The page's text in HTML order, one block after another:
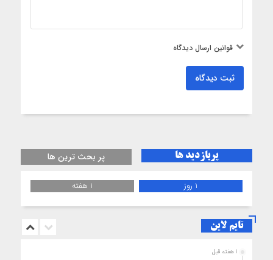
قوانین ارسال دیدگاه
ثبت دیدگاه
پربازدید ها پر بحث ترین ها
1 روز 1 هفته
تایم لاین
1 هفته قبل